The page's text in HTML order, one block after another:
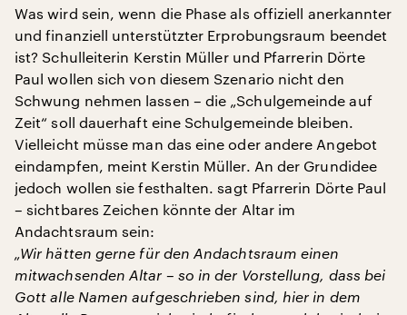
Was wird sein, wenn die Phase als offiziell anerkannter
und finanziell unterstützter Erprobungsraum beendet
ist? Schulleiterin Kerstin Müller und Pfarrerin Dörte
Paul wollen sich von diesem Szenario nicht den
Schwung nehmen lassen – die „Schulgemeinde auf
Zeit“ soll dauerhaft eine Schulgemeinde bleiben.
Vielleicht müsse man das eine oder andere Angebot
eindampfen, meint Kerstin Müller. An der Grundidee
jedoch wollen sie festhalten. sagt Pfarrerin Dörte Paul
– sichtbares Zeichen könnte der Altar im
Andachtsraum sein:
„Wir hätten gerne für den Andachtsraum einen
mitwachsenden Altar – so in der Vorstellung, dass bei
Gott alle Namen aufgeschrieben sind, hier in dem